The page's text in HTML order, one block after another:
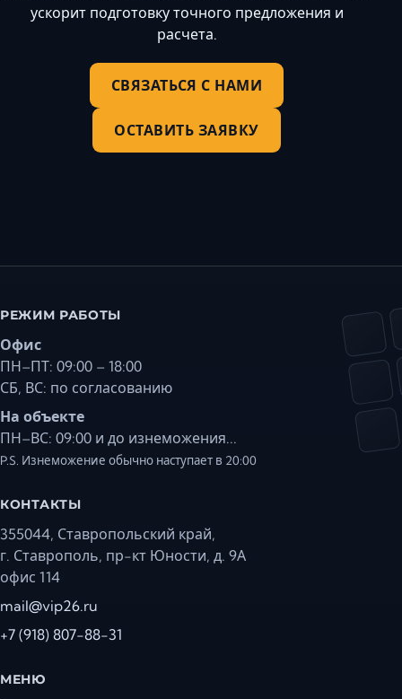
ускорит подготовку точного предложения и
расчета.
СВЯЗАТЬСЯ С НАМИ
ОСТАВИТЬ ЗАЯВКУ
РЕЖИМ РАБОТЫ
Офис
ПН–ПТ: 09:00 – 18:00
СБ, ВС: по согласованию
На объекте
ПН–ВС: 09:00 и до изнеможения...
P.S. Изнеможение обычно наступает в 20:00
КОНТАКТЫ
355044, Ставропольский край,
г. Ставрополь, пр-кт Юности, д. 9А
офис 114
mail@vip26.ru
+7 (918) 807-88-31
МЕНЮ